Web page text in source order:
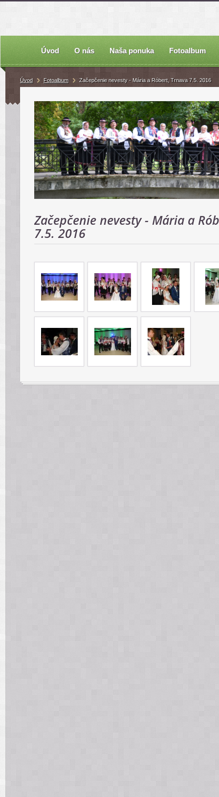
Úvod O nás Naša ponuka Fotoalbum
Úvod Fotoalbum Začepčenie nevesty - Mária a Róbert, Trnava 7.5. 2016
Začepčenie nevesty - Mária a
7.5. 2016